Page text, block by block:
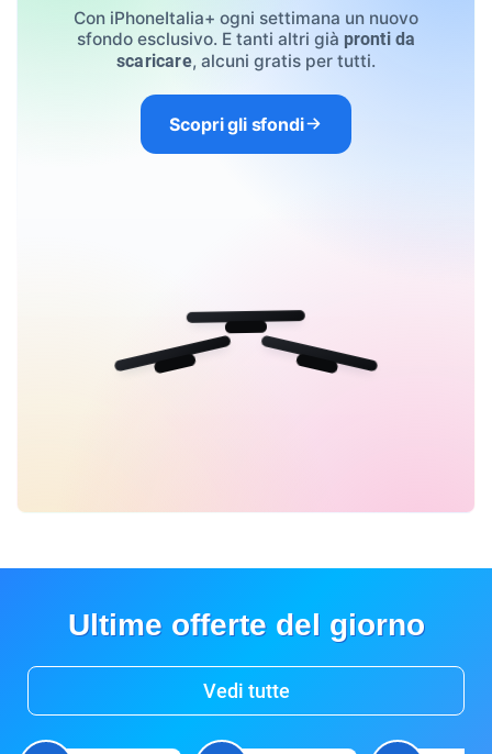
Con iPhoneItalia+ ogni settimana un nuovo
sfondo esclusivo. E tanti altri già pronti da
scaricare, alcuni gratis per tutti.
Scopri gli sfondi
Ultime offerte del giorno
Vedi tutte